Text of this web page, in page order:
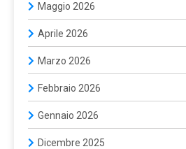
Maggio 2026
Aprile 2026
Marzo 2026
Febbraio 2026
Gennaio 2026
Dicembre 2025